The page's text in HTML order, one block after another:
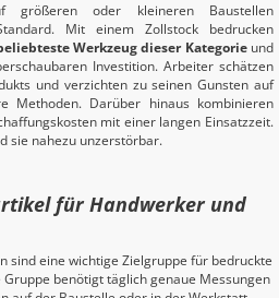
größeren oder kleineren Baustellen
Mit einem Zollstock bedrucken
Werkzeug dieser Kategorieund
Investition. Arbeiter schätzen
und verzichten zu seinen Gunsten auf
Methoden. Darüber hinaus kombinieren
mit einer langen Einsatzzeit.
sie nahezu unzerstörbar.
für Handwerker und
sind eine wichtige Zielgruppe für bedruckte
benötigt täglich genaue Messungen